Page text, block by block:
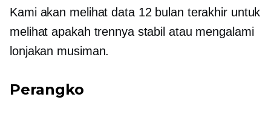
Kami akan melihat data 12 bulan terakhir untuk
melihat apakah trennya stabil atau mengalami
lonjakan musiman.
Perangko